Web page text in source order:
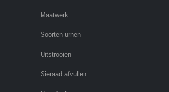
Maatwerk
Soorten urnen
Uitstrooien
Sieraad afvullen